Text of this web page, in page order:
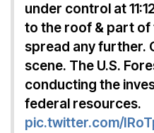
under control at
to the roof & part of
spread any further.
scene. The U.S.
conducting the
federal resources.
pic.twitter.com/